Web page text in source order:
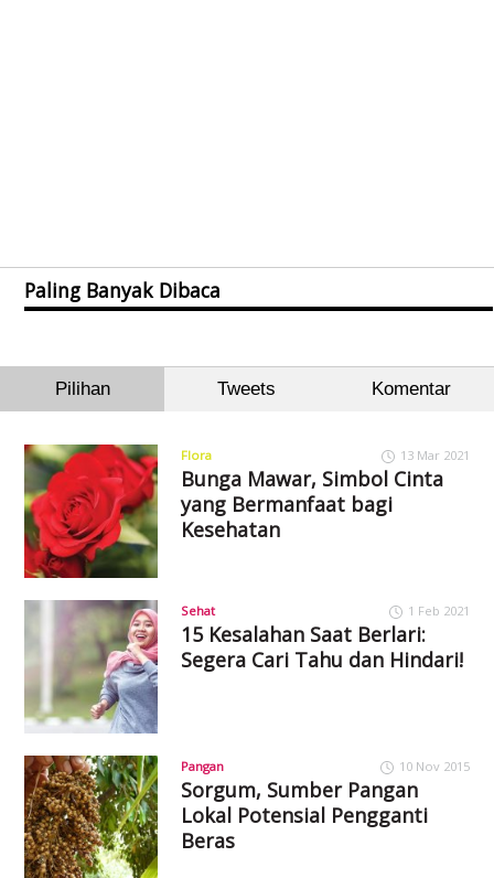
Paling Banyak Dibaca
Pilihan Tweets Komentar
Flora 13 Mar 2021
Bunga Mawar, Simbol Cinta
yang Bermanfaat bagi
Kesehatan
Sehat 1 Feb 2021
15 Kesalahan Saat Berlari:
Segera Cari Tahu dan Hindari!
Pangan 10 Nov 2015
Sorgum, Sumber Pangan
Lokal Potensial Pengganti
Beras